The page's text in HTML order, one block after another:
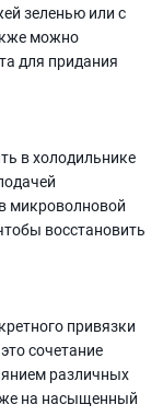
зеленью или с
можно
для придания
в холодильнике
микроволновой
восстановить
привязки
сочетание
различных
на насыщенный